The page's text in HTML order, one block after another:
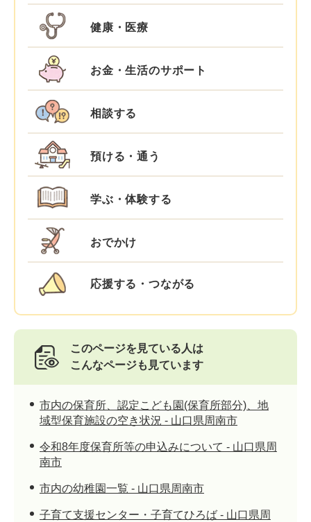
健康・医療
お金・生活のサポート
相談する
預ける・通う
学ぶ・体験する
おでかけ
応援する・つながる
このページを見ている人は
こんなページも見ています
市内の保育所、認定こども園(保育所部分)、地
域型保育施設の空き状況 - 山口県周南市
令和8年度保育所等の申込みについて - 山口県周
南市
市内の幼稚園一覧 - 山口県周南市
子育て支援センター・子育てひろば - 山口県周